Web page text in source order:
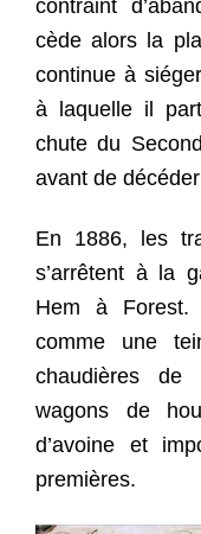
contraint
cède alors la
continue à
à laquelle il
chute du
avant de
En 1886, les
s’arrêtent à la
Hem à Forest.
comme une
chaudières de
wagons de
d’avoine et
premières.